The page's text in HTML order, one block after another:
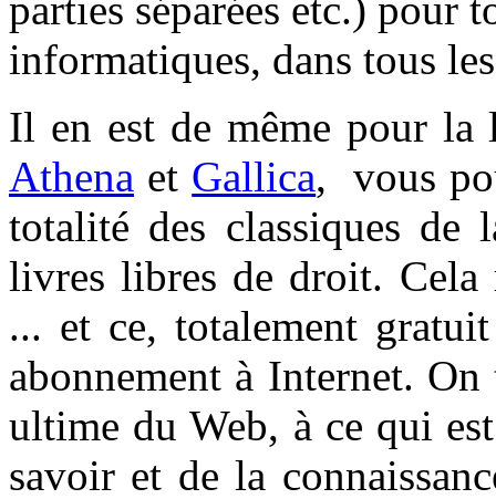
informatiques, dans tous
Il en est de même pour
Athena et Gallica, vous
totalité des classiques
livres libres de droit. Cela
... et ce, totalement
abonnement à Internet.
ultime du Web, à ce qui
savoir et de la